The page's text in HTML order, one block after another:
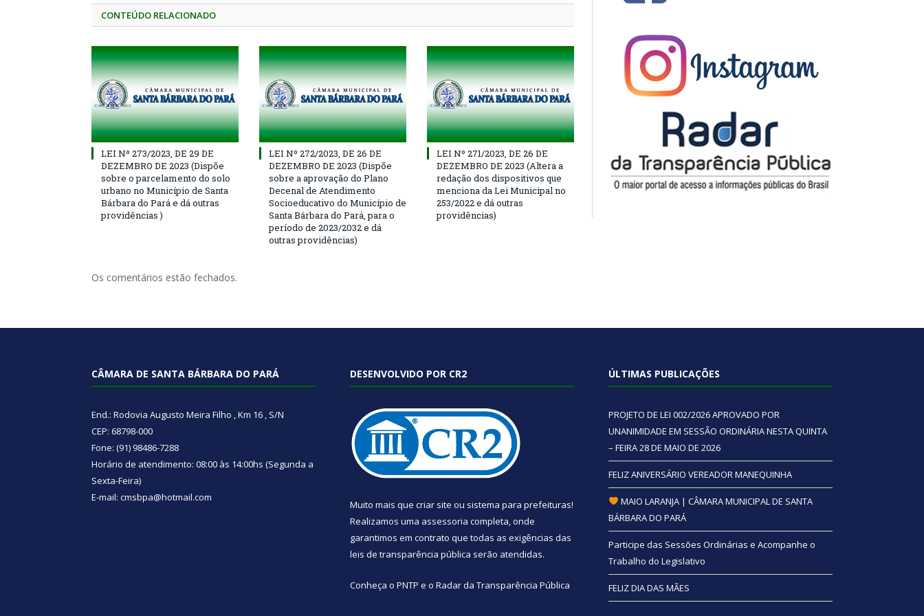
CONTEÚDO RELACIONADO
LEI Nº 273/2023, DE 29 DE
DEZEMBRO DE 2023 (Dispõe
sobre o parcelamento do solo
urbano no Município de Santa
Bárbara do Pará e dá outras
providências )
LEI Nº 272/2023, DE 26 DE
DEZEMBRO DE 2023 (Dispõe
sobre a aprovação do Plano
Decenal de Atendimento
Socioeducativo do Município de
Santa Bárbara do Pará, para o
período de 2023/2032 e dá
outras providências)
LEI Nº 271/2023, DE 26 DE
DEZEMBRO DE 2023 (Altera a
redação dos dispositivos que
menciona da Lei Municipal no
253/2022 e dá outras
providências)
Os comentários estão fechados.
CÂMARA DE SANTA BÁRBARA DO PARÁ
End.: Rodovia Augusto Meira Filho , Km 16 , S/N
CEP: 68798-000
Fone: (91) 98486-7288
Horário de atendimento: 08:00 às 14:00hs (Segunda a
Sexta-Feira)
E-mail: cmsbpa@hotmail.com
DESENVOLVIDO POR CR2
Muito mais que criar site ou sistema para prefeituras!
Realizamos uma assessoria completa, onde
garantimos em contrato que todas as exigências das
leis de transparência pública serão atendidas.
Conheça o PNTP e o Radar da Transparência Pública
ÚLTIMAS PUBLICAÇÕES
PROJETO DE LEI 002/2026 APROVADO POR
UNANIMIDADE EM SESSÃO ORDINÁRIA NESTA QUINTA
– FEIRA 28 DE MAIO DE 2026
FELIZ ANIVERSÁRIO VEREADOR MANEQUINHA
MAIO LARANJA | CÂMARA MUNICIPAL DE SANTA
BÁRBARA DO PARÁ
Participe das Sessões Ordinárias e Acompanhe o
Trabalho do Legislativo
FELIZ DIA DAS MÃES